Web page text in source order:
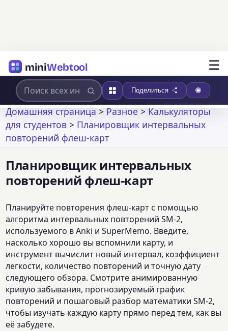
miniWebtool ☰
Поделиться
Домашняя страница>Разное>Калькуляторы
для студентов > Планировщик интервальных
повторений флеш-карт
Планировщик интервальных
повторений флеш-карт
Планируйте повторения флеш-карт с помощью
алгоритма интервальных повторений SM-2,
используемого в Anki и SuperMemo. Введите,
насколько хорошо вы вспомнили карту, и
инструмент вычислит новый интервал, коэффициент
легкости, количество повторений и точную дату
следующего обзора. Смотрите анимированную
кривую забывания, прогнозируемый график
повторений и пошаговый разбор математики SM-2,
чтобы изучать каждую карту прямо перед тем, как вы
её забудете.